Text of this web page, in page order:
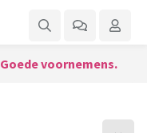
Goede voornemens.